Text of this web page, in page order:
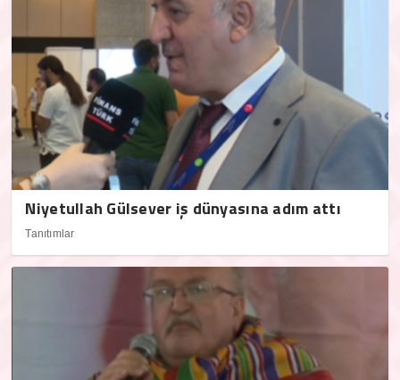
Niyetullah Gülsever iş dünyasına adım attı
Tanıtımlar